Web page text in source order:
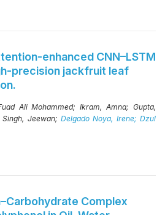
enhanced CNN–LSTM
precision jackfruit leaf
Ali Mohammed;Ikram, Amna; Gupta,
Singh, Jeewan;Delgado Noya, Irene;Dzul
Complex